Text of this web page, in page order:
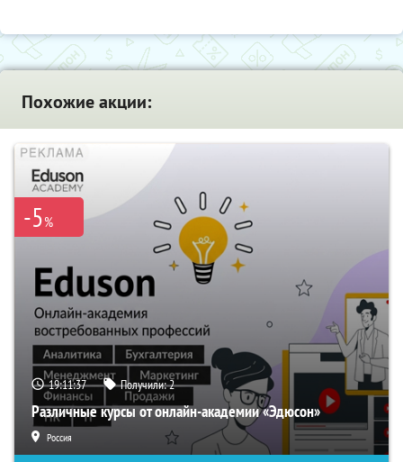
Похожие акции:
-5%
19:11:36 Получили:2
Различные курсы от онлайн-академии «Эдюсон»
Россия